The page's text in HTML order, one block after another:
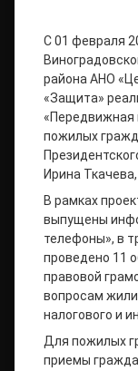
С 01 февраля
района АНО
«Защита»
«Передвижная
пожилых
Ирина
В рамках
выпущены
телефоны», в
проведено 11
правовой
вопросам
налогового и
Для пожилых
приемы